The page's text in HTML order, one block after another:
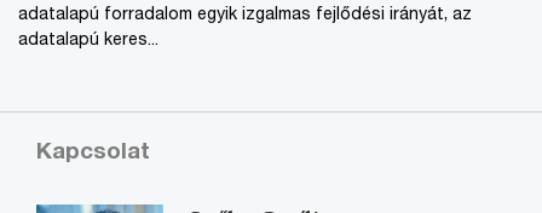
adatalapú forradalom egyik izgalmas fejlődési irányát, az
adatalapú keres...
Kapcsolat